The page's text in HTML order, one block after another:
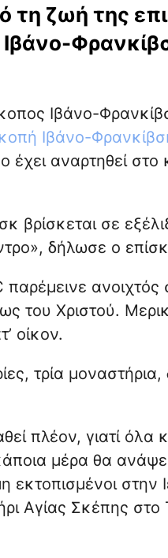
τη ζωή της
Ιβάνο-
Ιβάνο-
Ιβάνο-
έχει αναρτηθεί στο
βρίσκεται σε
δήλωσε ο
του Χριστού.
οίκον.
τρία
πλέον, γιατί όλα
μέρα θα
στην
Αγίας Σκέπης στο